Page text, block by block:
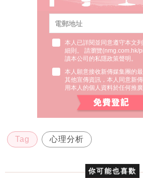
本人已詳閱並同意遵守本文
細則。 請瀏覽(nmg.com.hk/
讀本公司的私隱政策聲明。
本人願意接收新傳媒集團的
其他宣傳資訊，本人同意新
用本人的個人資料於任何推廣
Tag 心理分析
你可能也喜歡